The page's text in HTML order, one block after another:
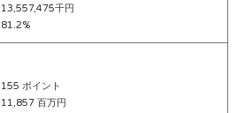
13,557,475千円
81.2%
155 ポイント
11,857 百万円